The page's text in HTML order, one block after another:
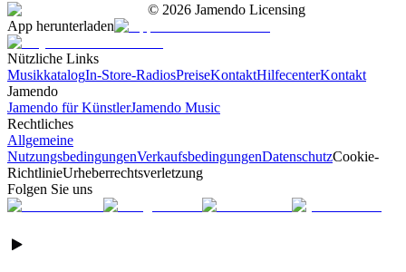
© 2026 Jamendo Licensing
App herunterladen
Nützliche Links
MusikkatalogIn-Store-RadiosPreiseKontaktHilfecenterKontakt
Jamendo
Jamendo für KünstlerJamendo Music
Rechtliches
Allgemeine
NutzungsbedingungenVerkaufsbedingungenDatenschutzCookie-
RichtlinieUrheberrechtsverletzung
Folgen Sie uns